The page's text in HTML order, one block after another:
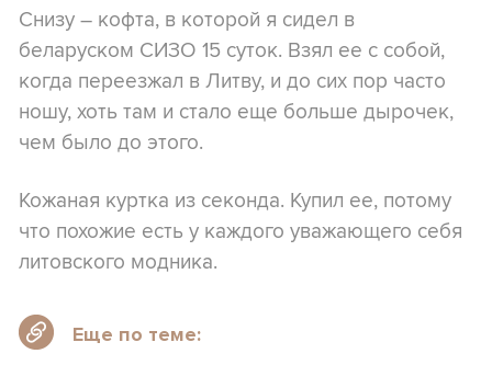
Снизу – кофта, в которой я сидел в
беларуском СИЗО 15 суток. Взял ее с собой,
когда переезжал в Литву, и до сих пор часто
ношу, хоть там и стало еще больше дырочек,
чем было до этого.
Кожаная куртка из секонда. Купил ее, потому
что похожие есть у каждого уважающего себя
литовского модника.
Еще по теме: